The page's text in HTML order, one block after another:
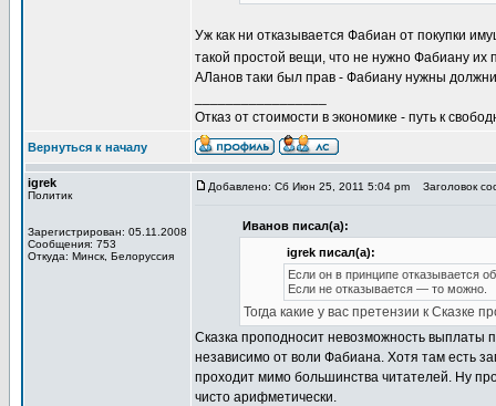
Уж как ни отказывается Фабиан от покупки
такой простой вещи, что не нужно Фабиану их
АЛанов таки был прав - Фабиану нужны
Отказ от стоимости в экономике - путь к
Вернуться к началу
igrek
Политик
Зарегистрирован: 05.11.2008
Сообщения: 753
Откуда: Минск, Белоруссия
Добавлено: Сб Июн 25, 2011 5:04 pm Заголовок
Иванов писал(а):
igrek писал(а):
Если он в принципе отказывается
Если не отказывается — то можно.
Тогда какие у вас претензии к Сказке
Сказка проподносит невозможность выплаты
независимо от воли Фабиана. Хотя там есть
проходит мимо большинства читателей. Ну
чисто арифметически.